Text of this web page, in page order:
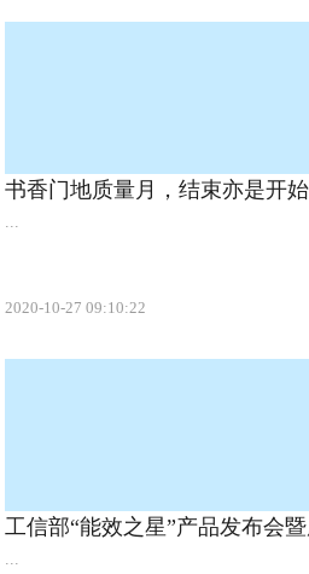
书香门地质量月，结束亦是开
...
2020-10-27 09:10:22
工信部“能效之星”产品发布会
...